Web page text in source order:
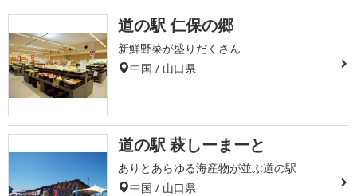
道の駅 仁保の郷
新鮮野菜が盛りだくさん
中国 / 山口県
道の駅 萩しーまーと
ありとあらゆる海産物が並ぶ道の駅
中国 / 山口県